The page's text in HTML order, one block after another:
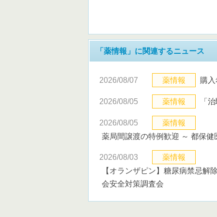
「薬情報」に関連するニュース
2026/08/07 薬情報 購
2026/08/05 薬情報 「
2026/08/05
薬情報
薬局間譲渡の特例歓迎 ～ 都保
2026/08/03
薬情報
【オランザピン】糖尿病禁忌
会安全対策調査会